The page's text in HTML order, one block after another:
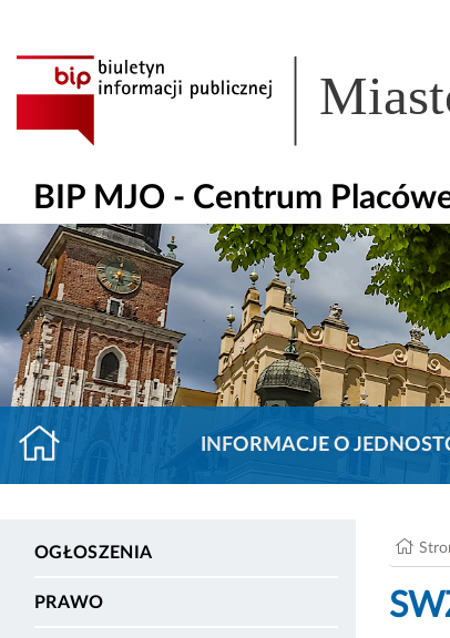
BIP MJO - Centrum
INFORMACJE O
OGŁOSZENIA
PRAWO